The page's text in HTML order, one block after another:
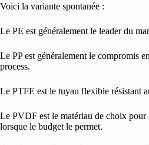
Voici la variante spontanée :
Le PE est généralement le leader du
Le PP est généralement le compromis
process.
Le PTFE est le tuyau flexible résistant
Le PVDF est le matériau de choix pour
lorsque le budget le permet.